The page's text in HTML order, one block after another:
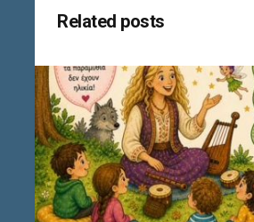
Related posts